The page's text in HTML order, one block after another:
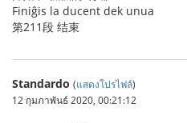
Finiĝis la ducent dek unua
第211段 结束
Standardo (แสดงโปรไฟล์)
12 กุมภาพันธ์ 2020, 00:21:12